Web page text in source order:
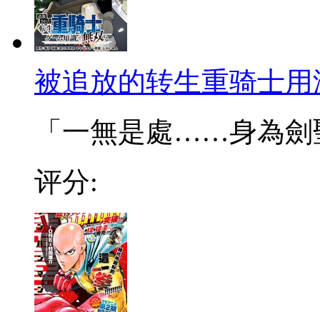
被追放的转生重骑士
「一無是處……身為劍
评分: